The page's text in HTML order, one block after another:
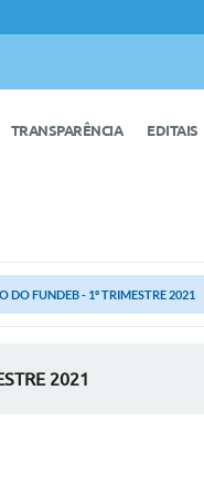
TRANSPARÊNCIA EDITAIS
DO FUNDEB - 1º TRIMESTRE 2021
2021